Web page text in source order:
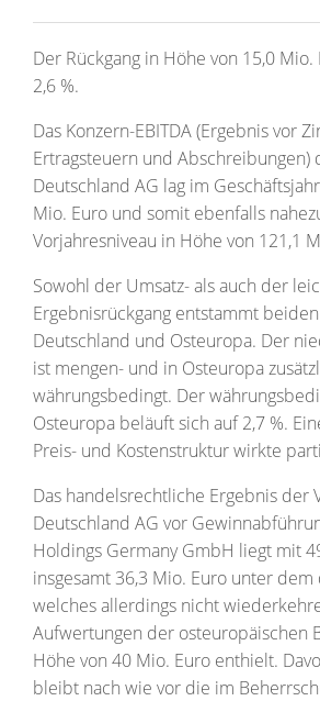
Der Rückgang in Höhe von 15,0
2,6 %.
Das Konzern-EBITDA (Ergebnis vor
Ertragsteuern und Abschreibungen)
Deutschland AG lag im
Mio. Euro und somit ebenfalls
Vorjahresniveau in Höhe von 121,1
Sowohl der Umsatz- als auch der
Ergebnisrückgang entstammt
Deutschland und Osteuropa. Der
ist mengen- und in Osteuropa
währungsbedingt. Der
Osteuropa beläuft sich auf 2,7 %.
Preis- und Kostenstruktur wirkte
Das handelsrechtliche Ergebnis der
Deutschland AG vor
Holdings Germany GmbH liegt mit
insgesamt 36,3 Mio. Euro unter dem
welches allerdings nicht
Aufwertungen der osteuropäischen
Höhe von 40 Mio. Euro enthielt.
bleibt nach wie vor die im